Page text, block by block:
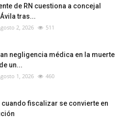
de RN cuestiona a concejal
tras...
2, 2026 511
negligencia médica en la muerte
un...
1, 2026 460
cuando fiscalizar se convierte en